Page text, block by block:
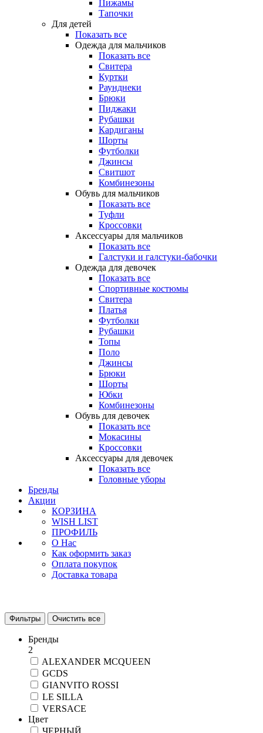
Пижамы
Тапочки
Для детей
Показать все
Одежда для мальчиков
Показать все
Свитера
Куртки
Раунднеки
Брюки
Пиджаки
Рубашки
Кардиганы
Шорты
Футболки
Джинсы
Свитшот
Комбинезоны
Обувь для мальчиков
Показать все
Туфли
Кроссовки
Аксессуары для мальчиков
Показать все
Галстуки и галстуки-бабочки
Одежда для девочек
Показать все
Спортивные костюмы
Свитера
Платья
Футболки
Рубашки
Топы
Поло
Джинсы
Брюки
Шорты
Юбки
Комбинезоны
Обувь для девочек
Показать все
Мокасины
Кроссовки
Аксессуары для девочек
Показать все
Головные уборы
Бренды
Акции
КОРЗИНА
WISH LIST
ПРОФИЛЬ
О Нас
Как оформить заказ
Оплата покупок
Доставка товара
Фильтры Очистить все
Бренды
2
ALEXANDER MCQUEEN
GCDS
GIANVITO ROSSI
LE SILLA
VERSACE
Цвет
ЧЕРНЫЙ